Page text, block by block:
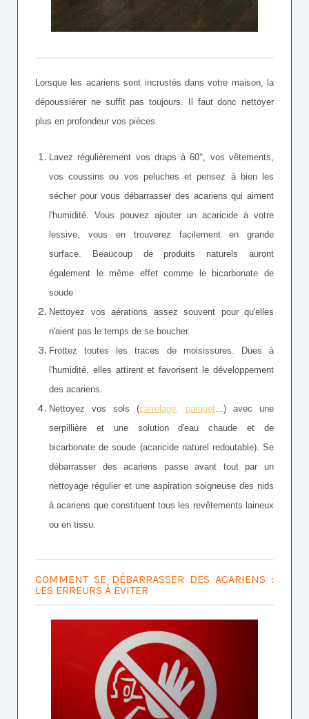
Lorsque les acariens sont incrustés dans votre maison, la
dépoussiérer ne suffit pas toujours. Il faut donc nettoyer
plus en profondeur vos pièces.
Lavez régulièrement vos draps à 60°, vos vêtements,
vos coussins ou vos peluches et pensez à bien les
sécher pour vous débarrasser des acariens qui aiment
l'humidité. Vous pouvez ajouter un acaricide à votre
lessive, vous en trouverez facilement en grande
surface. Beaucoup de produits naturels auront
également le même effet comme le bicarbonate de
soude
Nettoyez vos aérations assez souvent pour qu'elles
n'aient pas le temps de se boucher.
Frottez toutes les traces de moisissures. Dues à
l'humidité, elles attirent et favorisent le développement
des acariens.
Nettoyez vos sols (carrelage, parquet...) avec une
serpillière et une solution d'eau chaude et de
bicarbonate de soude (acaricide naturel redoutable). Se
débarrasser des acariens passe avant tout par un
nettoyage régulier et une aspiration soigneuse des nids
à acariens que constituent tous les revêtements laineux
ou en tissu.
COMMENT SE DÉBARRASSER DES ACARIENS :
LES ERREURS À ÉVITER